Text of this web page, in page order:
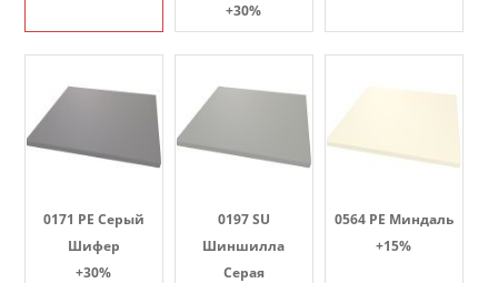
+30%
0171 PE Серый
Шифер
+30%
0197 SU
Шиншилла
Серая
0564 PE Миндаль
+15%